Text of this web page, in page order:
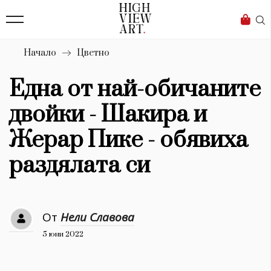
Бизнес
Мода
Dialogue
Изкуство
4340
Красота
777
Дизайн
1272
Начало Цветно
Една от най-обичаните
двойки - Шакира и
Жерар Пике - обявиха
раздялата си
От Нели Славова
5 юни 2022